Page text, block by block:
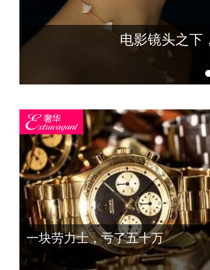
匠心的刻度丨大董·待客
一块劳力士，亏了五十万
盛典 匠心的刻度丨大董·